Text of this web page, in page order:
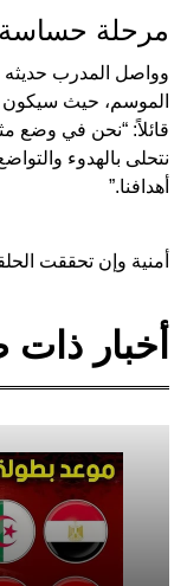
مرحلة
وواصل المدرب حديثه
الموسم، حيث سيكون
قائلاً: “نحن في وضع
نتحلى بالهدوء
أهدافنا.”
أمنية وإن تحققت الحلقة
أخبار